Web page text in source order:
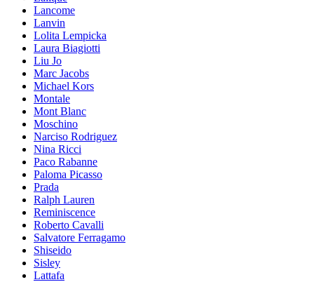
Lancome
Lanvin
Lolita Lempicka
Laura Biagiotti
Liu Jo
Marc Jacobs
Michael Kors
Montale
Mont Blanc
Moschino
Narciso Rodriguez
Nina Ricci
Paco Rabanne
Paloma Picasso
Prada
Ralph Lauren
Reminiscence
Roberto Cavalli
Salvatore Ferragamo
Shiseido
Sisley
Lattafa